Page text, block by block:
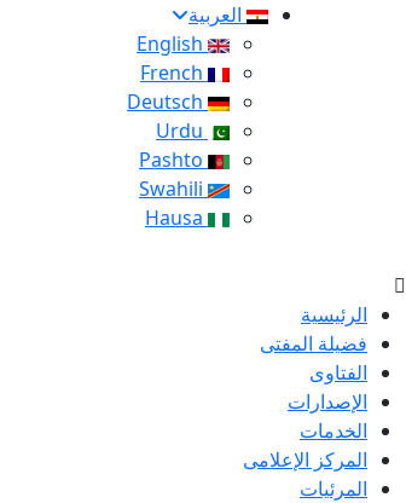
العربية
الرئيسية
فضيلة المفتى
الفتاوى
الإصدارات
الخدمات
المركز الإعلامى
المرئيات